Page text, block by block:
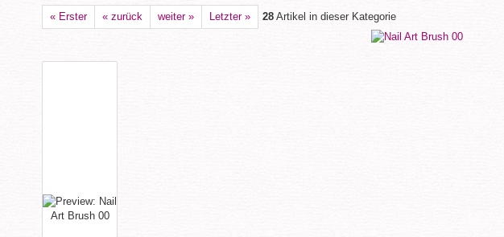
« Erster « zurück weiter » Letzter » 28 Artikel in dieser Kategorie